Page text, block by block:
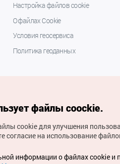
Настройка файлов cookie
О файлах Cookie
Условия геосервиса
Политика геоданных
туризма Кореи Все
файлы coockie.
cookie для улучшения
согласие на использование
информации о файлах cookie и